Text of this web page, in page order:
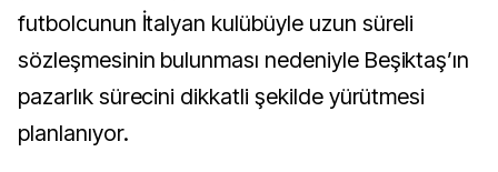
futbolcunun İtalyan kulübüyle uzun süreli
sözleşmesinin bulunması nedeniyle Beşiktaş’ın
pazarlık sürecini dikkatli şekilde yürütmesi
planlanıyor.